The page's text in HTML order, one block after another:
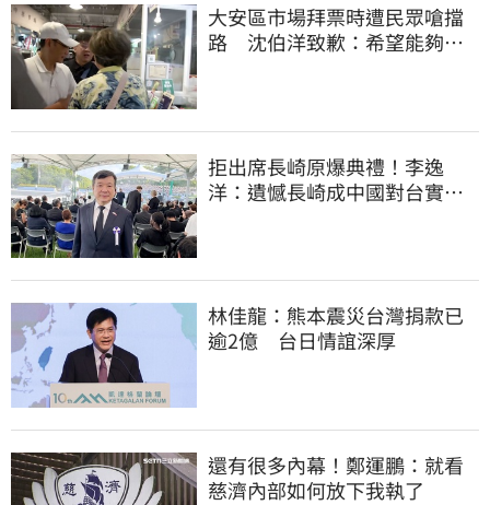
大安區市場拜票時遭民眾嗆擋
路 沈伯洋致歉：希望能夠精
拒出席長崎原爆典禮！李逸
洋：遺憾長崎成中國對台實施
林佳龍：熊本震災台灣捐款已
逾2億 台日情誼深厚
還有很多內幕！鄭運鵬：就看
慈濟內部如何放下我執了